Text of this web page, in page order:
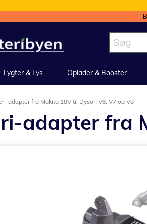
Lygter & Lys Oplader & Booster
adapter fra Makita 18V til Dyson V6, V7 og V8
adapter fra